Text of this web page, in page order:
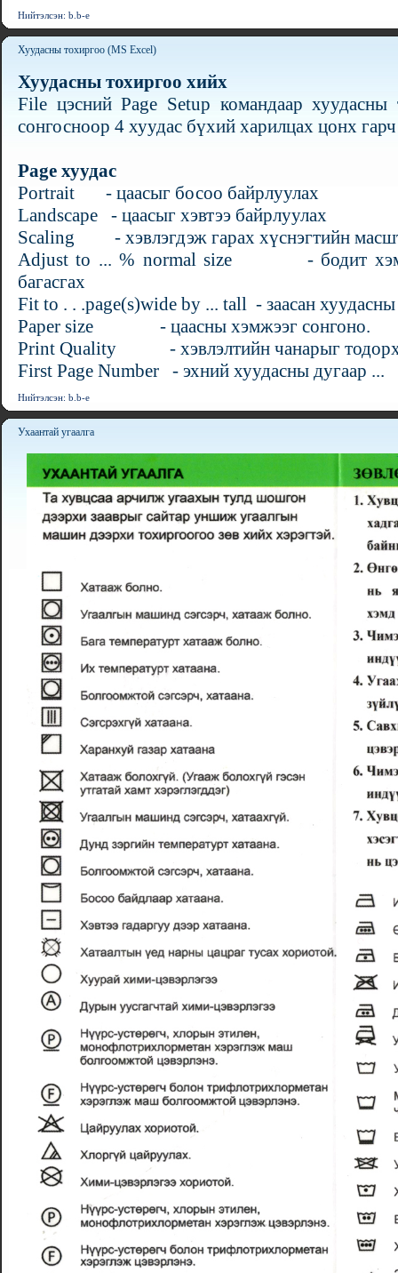
Нийтэлсэн: b.b-e
Хуудасны тохиргоо (MS Excel)
Хуудасны тохиргоо хийх
File цэсний Page Setup командаар
сонгосноор 4 хуудас бүхий харилцах цонх
Page хуудас
Portrait - цаасыг босоо байрлуулах
Landscape - цаасыг хэвтээ байрлуулах
Scaling - хэвлэгдэж гарах хүснэгтийн
Adjust to ... % normal size - бодит
багасгах
Fit to . . .page(s)wide by ... tall - заасан хуудасны
Paper size - цаасны хэмжээг сонгоно.
Print Quality - хэвлэлтийн чанарыг
First Page Number - эхний хуудасны дугаар ...
Нийтэлсэн: b.b-e
Ухаантай угаалга